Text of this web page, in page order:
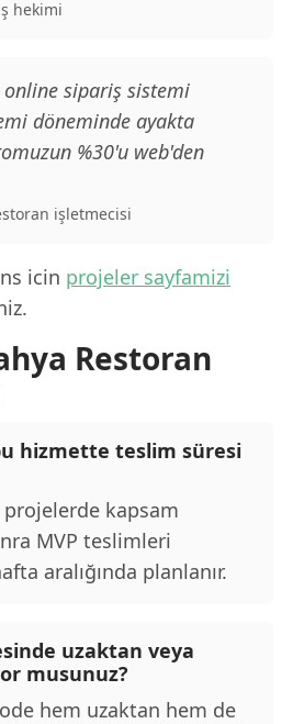
hekimi
online sipariş sistemi
döneminde ayakta
%30'u web'den
işletmecisi
icin projeler sayfamizi
Restoran
hizmette teslim süresi
projelerde kapsam
MVP teslimleri
aralığında planlanır.
uzaktan veya
musunuz?
hem uzaktan hem de